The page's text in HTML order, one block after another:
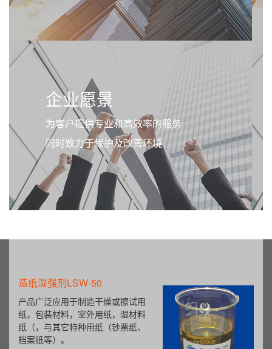
企业愿景
为客户提供专业和高效率的服务
同时致力于保护及改善环境
造纸湿强剂LSW-50
产品广泛应用于制造干燥或擦试用
纸，包装材料，室外用纸，湿材料
纸（，与其它特种用纸（钞票纸、
档案纸等）。